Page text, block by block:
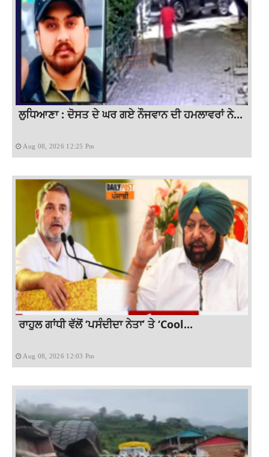
ਲੁਧਿਆਣਾ : ਦੋਸਤ ਦੇ ਘਰ ਗਏ ਨੌਜਵਾਨ ਦੀ ਹਮਲਾਵਰਾਂ ਨੇ...
Aug 08, 2026 12:25 Pm
ਰਾਹੁਲ ਗਾਂਧੀ ਵੱਲੋਂ ‘ਪਸੰਦੀਦਾ ਨੇਤਾ’ ਤੇ ‘Cool...
Aug 08, 2026 12:03 Pm